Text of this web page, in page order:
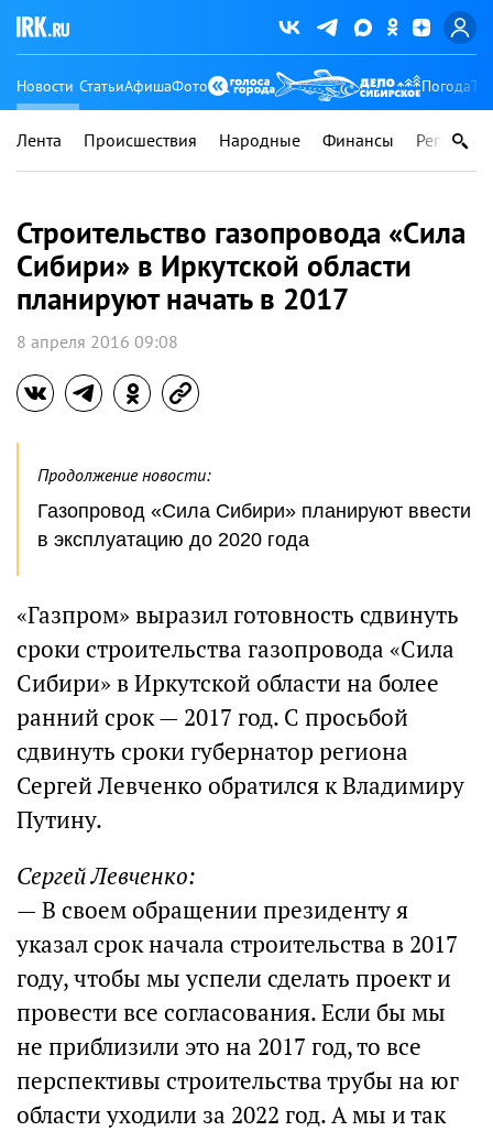
Новости СтатьиАфишаФото Погода
Лента Происшествия Народные Финансы Регионы
Строительство газопровода «Сила
Сибири» в Иркутской области
планируют начать в 2017
8 апреля 2016 09:08
Продолжение новости:
Газопровод «Сила Сибири» планируют ввести
в эксплуатацию до 2020 года
«Газпром» выразил готовность сдвинуть
сроки строительства газопровода «Сила
Сибири» в Иркутской области на более
ранний срок — 2017 год. С просьбой
сдвинуть сроки губернатор региона
Сергей Левченко обратился к Владимиру
Путину.
Сергей Левченко:
— В своем обращении президенту я
указал срок начала строительства в 2017
году, чтобы мы успели сделать проект и
провести все согласования. Если бы мы
не приблизили это на 2017 год, то все
перспективы строительства трубы на юг
области уходили за 2022 год. А мы и так